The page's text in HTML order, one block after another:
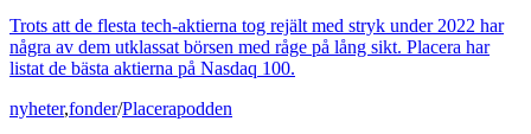
Trots att de flesta tech-aktierna tog rejält med stryk under 2022 har
några av dem utklassat börsen med råge på lång sikt. Placera har
listat de bästa aktierna på Nasdaq 100.
nyheter,fonder/Placerapodden